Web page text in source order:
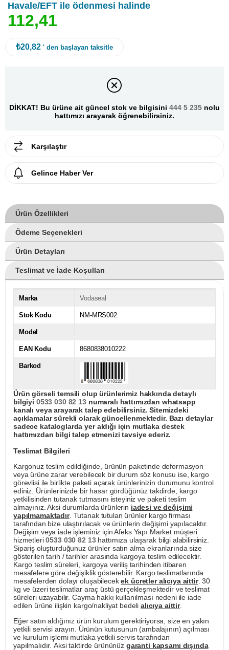
Havale/EFT ile ödenmesi halinde
112,41
₺20,82 ' den başlayan taksitle
DİKKAT! Bu ürüne ait güncel stok ve bilgisini 444 5 235 nolu
hattımızı arayarak öğrenebilirsiniz.
Karşılaştır
Gelince Haber Ver
Ürün Özellikleri
Ödeme Seçenekleri
Ürün Detayları
Teslimat ve İade Koşulları
Marka Vodaseal
Stok Kodu NM-MRS002
Model
EAN Kodu 8680838010222
Barkod
Ürün görseli temsili olup ürünlerimiz hakkında detaylı
bilgiyi 0533 030 82 13numaralı hattımızdan whatsapp
kanalı veya arayarak talep edebilirsiniz. Sitemizdeki
açıklamalar sürekli olarak güncellenmektedir. Bazı detaylar
sadece kataloglarda yer aldığı için mutlaka destek
hattımızdan bilgi talep etmenizi tavsiye ederiz.
Teslimat Bilgileri
Kargonuz teslim edildiğinde, ürünün paketinde deformasyon
veya ürüne zarar verebilecek bir durum söz konusu ise, kargo
görevlisi ile birlikte paketi açarak ürünlerinizin durumunu kontrol
ediniz. Ürünlerinizde bir hasar gördüğünüz takdirde, kargo
yetkilisinden tutanak tutmasını isteyiniz ve paketi teslim
almayınız. Aksi durumlarda ürünlerin iadesi ve değişimi
yapılmamaktadır. Tutanak tutulan ürünler kargo firması
tarafından bize ulaştırılacak ve ürünlerin değişimi yapılacaktır.
Değişim veya iade işleminiz için Afeks Yapı Market müşteri
hizmetleri0533 030 82 13hattımıza ulaşarak bilgi alabilirsiniz.
Sipariş oluşturduğunuz ürünler satın alma ekranlarında size
gösterilen tarih / tarihler arasında kargoya teslim edilecektir.
Kargo teslim süreleri, kargoya veriliş tarihinden itibaren
mesafelere göre değişiklik gösterebilir. Kargo teslimatlarında
mesafelerden dolayı oluşabilecekek ücretler alıcıya aittir. 30
kg ve üzeri teslimatlar araç üstü gerçekleşmektedir ve teslimat
süreleri uzayabilir. Cayma hakkı kullanılması nedeni ile iade
edilen ürüne ilişkin kargo/nakliyat bedeli alıcıya aittir.
Eğer satın aldığınız ürün kurulum gerektiriyorsa, size en yakın
yetkili servisi arayın. Ürünün kutusunun (ambalajının) açılması
ve kurulum işlemi mutlaka yetkili servis tarafından
yapılmalıdır. Aksi taktirde ürününüz garanti kapsamı dışında